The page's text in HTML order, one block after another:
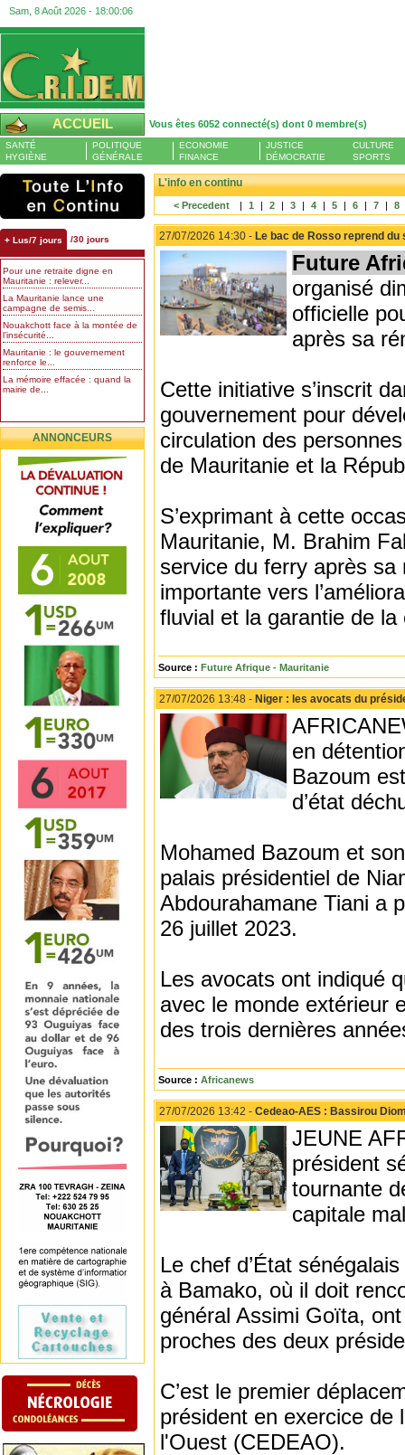
Sam, 8 Août 2026 - 18:00:07
ACCUEIL Vous êtes 6052 connecté(s) dont 0 membre(s)
SANTÉ
HYGIÈNE
POLITIQUE
GÉNÉRALE
ECONOMIE
FINANCE
JUSTICE
DÉMOCRATIE
CULTURE
SPORTS
+ Lus/7 jours /30 jours
Pour une retraite digne en
Mauritanie : relever...
La Mauritanie lance une
campagne de semis...
Nouakchott face à la montée de
l’insécurité...
Mauritanie : le gouvernement
renforce le...
La mémoire effacée : quand la
mairie de...
ANNONCEURS
L'info en continu
< Precedent | 1 | 2 | 3 | 4 | 5 | 6 | 7 | 8
27/07/2026 14:30 - Le bac de Rosso reprend
Future
organisé
officielle
après sa
Cette initiative s’inscrit
gouvernement pour
circulation des
de Mauritanie et la
S’exprimant à cette
Mauritanie, M. Brahim
service du ferry après
importante vers
fluvial et la garantie de
Source : Future Afrique - Mauritanie
27/07/2026 13:48 - Niger : les avocats du
en
Bazoum
d’état
Mohamed Bazoum et
palais présidentiel de
Abdourahamane Tiani a
26 juillet 2023.
Les avocats ont indiqué
avec le monde extérieur
des trois dernières
Source : Africanews
27/07/2026 13:42 - Cedeao-AES : Bassirou
JEUNE
président
tournante
capitale
Le chef d’État
à Bamako, où il doit
général Assimi Goïta,
proches des deux
C’est le premier
président en exercice de
l'Ouest (CEDEAO).